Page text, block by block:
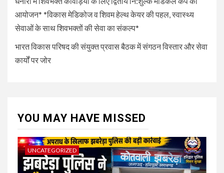
आयोजन* *विकास मेडिकोज व शिवम हेल्थ केयर की पहल, स्वास्थ्य
सेवाओं के साथ शिवभक्तों की सेवा का संकल्प*
भारत विकास परिषद की संयुक्त प्रवास बैठक में संगठन विस्तार और सेवा
कार्यों पर जोर
YOU MAY HAVE MISSED
UNCATEGORIZED